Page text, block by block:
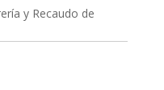
y Recaudo de